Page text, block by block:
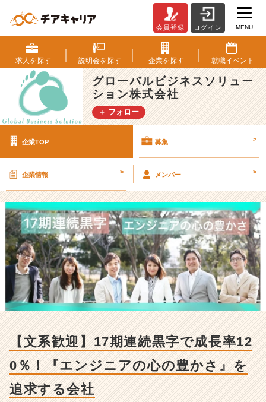
ロ
ー
バ
ル
ビ
ジ
ネ
リ
シ
ョ
ン
株
式
会
社
の
採
用/
-
系
会員登録 ログイン MENU
求人を探す 説明会を探す 企業を探す 就職イベント
グローバルビジネスソリュー
ション株式会社
＋ フォロー
企業TOP 募集 >
企業情報 > メンバー >
【文系歓迎】17期連続黒字で成長率12
0％！『エンジニアの心の豊かさ』を
追求する会社